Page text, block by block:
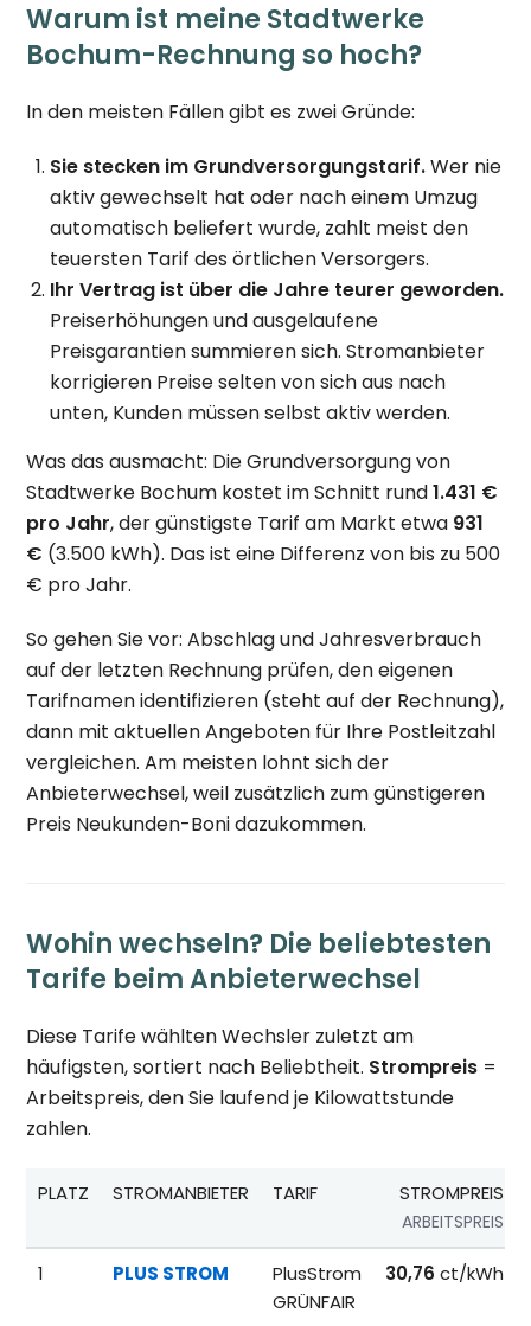
Warum ist meine Stadtwerke
Bochum-Rechnung so hoch?
In den meisten Fällen gibt es zwei Gründe:
Sie stecken im Grundversorgungstarif.Wer nie
aktiv gewechselt hat oder nach einem Umzug
automatisch beliefert wurde, zahlt meist den
teuersten Tarif des örtlichen Versorgers.
Ihr Vertrag ist über die Jahre teurer geworden.
Preiserhöhungen und ausgelaufene
Preisgarantien summieren sich. Stromanbieter
korrigieren Preise selten von sich aus nach
unten, Kunden müssen selbst aktiv werden.
Was das ausmacht: Die Grundversorgung von
Stadtwerke Bochum kostet im Schnitt rund1.431 €
pro Jahr, der günstigste Tarif am Markt etwa 931
€ (3.500 kWh). Das ist eine Differenz von bis zu 500
€ pro Jahr.
So gehen Sie vor: Abschlag und Jahresverbrauch
auf der letzten Rechnung prüfen, den eigenen
Tarifnamen identifizieren (steht auf der Rechnung),
dann mit aktuellen Angeboten für Ihre Postleitzahl
vergleichen. Am meisten lohnt sich der
Anbieterwechsel, weil zusätzlich zum günstigeren
Preis Neukunden-Boni dazukommen.
Wohin wechseln? Die beliebtesten
Tarife beim Anbieterwechsel
Diese Tarife wählten Wechsler zuletzt am
häufigsten, sortiert nach Beliebtheit. Strompreis =
Arbeitspreis, den Sie laufend je Kilowattstunde
zahlen.
Beliebteste Tarife beim Anbieterwechsel;
PLATZ STROMANBIETER TARIF STROMPREIS
ARBEITSPREIS
1 PLUS STROM
PlusStrom
GRÜNFAIR
30,76 ct/kWh